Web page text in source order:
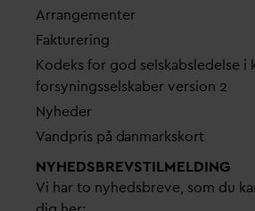
Arrangementer
Fakturering
Kodeks for god selskabsledelse i
forsyningsselskaber version 2
Nyheder
Vandpris på danmarkskort
NYHEDSBREVS­TILMELDING
Vi har to nyhedsbreve, som du